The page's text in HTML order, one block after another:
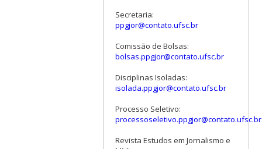
Secretaria:
ppgjor@contato.ufsc.br
Comissão de Bolsas:
bolsas.ppgjor@contato.ufsc.br
Disciplinas Isoladas:
isolada.ppgjor@contato.ufsc.br
Processo Seletivo:
processoseletivo.ppgjor@contato.ufsc.br
Revista Estudos em Jornalismo e